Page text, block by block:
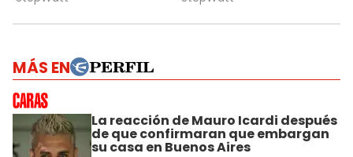
MÁS EN
La reacción de Mauro Icardi después
de que confirmaran que embargan
su casa en Buenos Aires